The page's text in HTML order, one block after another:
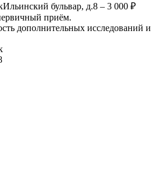
Ильинский бульвар, д.8 – 3 000 ₽
приём.
дополнительных исследований и